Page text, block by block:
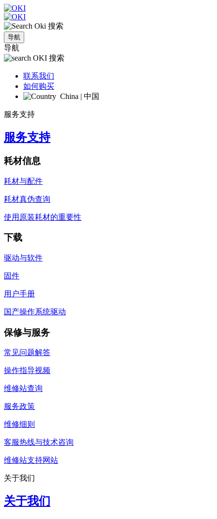
搜索
导航
导航
搜索
联系我们
如何购买
China | 中国
服务支持
服务支持
耗材信息
耗材与配件
耗材真伪查询
使用原装耗材的重要性
下载
驱动与软件
固件
用户手册
国产操作系统驱动
保修与服务
常见问题解答
操作指导视频
维修站查询
服务政策
维修细则
客服热线与技术咨询
维修站支持网站
关于我们
关于我们